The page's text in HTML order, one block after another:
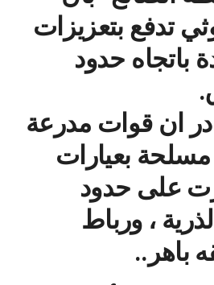
تدفع بتعزيزات
باتجاه حدود
ان قوات مدرعة
بعيارات
على حدود
، ورباط
باهر..